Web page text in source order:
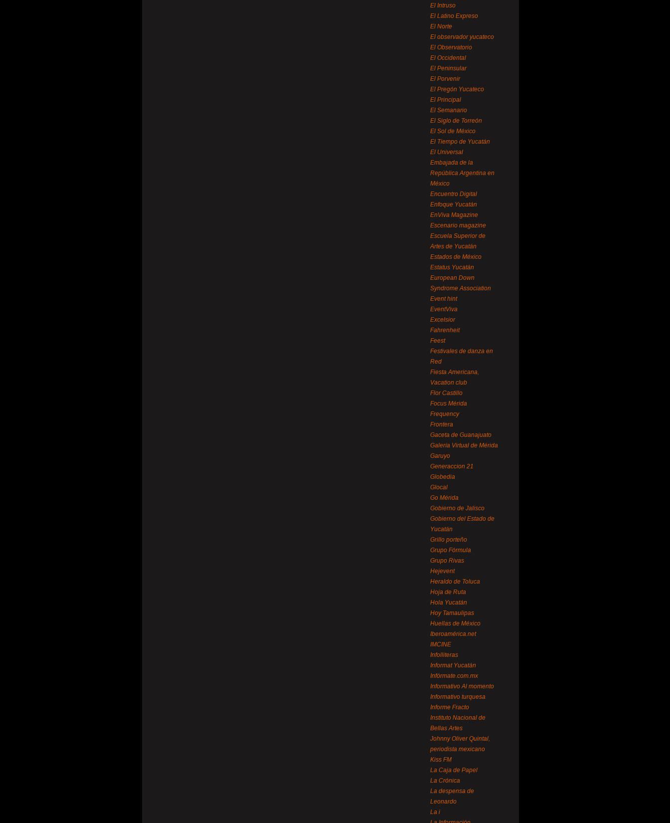
El Intruso
El Latino Expreso
El Norte
El observador yucateco
El Observatorio
El Occidental
El Peninsular
El Porvenir
El Pregón Yucateco
El Principal
El Semanario
El Siglo de Torreón
El Sol de México
El Tiempo de Yucatán
El Universal
Embajada de la
República Argentina en
México
Encuentro Digital
Enfoque Yucatán
EnViva Magazine
Escenario magazine
Escuela Superior de
Artes de Yucatán
Estados de México
Estatus Yucatán
European Down
Syndrome Association
Event hint
EventViva
Excelsior
Fahrenheit
Feest
Festivales de danza en
Red
Fiesta Americana,
Vacation club
Flor Castillo
Focus Mérida
Frequency
Frontera
Gaceta de Guanajuato
Galería Virtual de Mérida
Garuyo
Generaccion 21
Globedia
Glocal
Go Mérida
Gobierno de Jalisco
Gobierno del Estado de
Yucatán
Grillo porteño
Grupo Fórmula
Grupo Rivas
Hejevent
Heraldo de Toluca
Hoja de Ruta
Hola Yucatán
Hoy Tamaulipas
Huellas de México
Iberoamérica.net
IMCINE
Infolliteras
Informat Yucatán
Infórmate.com.mx
Informativo Al momento
Informativo turquesa
Informe Fracto
Instituto Nacional de
Bellas Artes
Johnny Oliver Quintal,
periodista mexicano
Kiss FM
La Caja de Papel
La Crónica
La despensa de
Leonardo
La i